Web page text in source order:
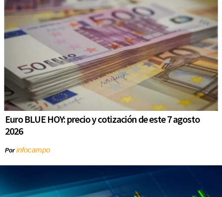
Euro BLUE HOY: precio y cotización de este 7 agosto
2026
Porinfocampo